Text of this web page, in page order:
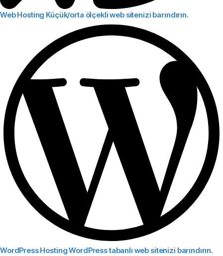
Web Hosting Küçük/orta ölçekli web sitenizi barındırın.
WordPress HostingWordPress tabanlı web sitenizi barındırın.